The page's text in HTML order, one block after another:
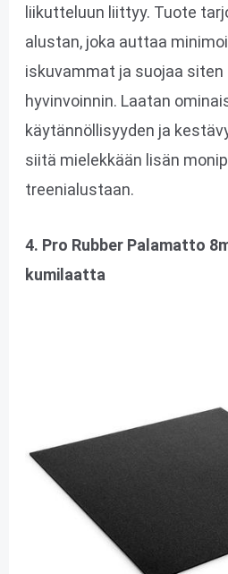
liikutteluun liittyy. Tuote
alustan, joka auttaa
iskuvammat ja suojaa siten
hyvinvoinnin. Laatan
käytännöllisyyden ja
siitä mielekkään lisän
treenialustaan.
4. Pro Rubber Palamatto
kumilaatta